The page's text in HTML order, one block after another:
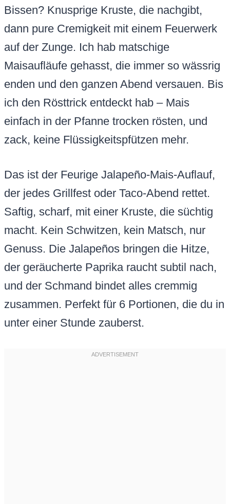
Bissen? Knusprige Kruste, die nachgibt,
dann pure Cremigkeit mit einem Feuerwerk
auf der Zunge. Ich hab matschige
Maisaufläufe gehasst, die immer so wässrig
enden und den ganzen Abend versauen. Bis
ich den Rösttrick entdeckt hab – Mais
einfach in der Pfanne trocken rösten, und
zack, keine Flüssigkeitspfützen mehr.
Das ist der Feurige Jalapeño-Mais-Auflauf,
der jedes Grillfest oder Taco-Abend rettet.
Saftig, scharf, mit einer Kruste, die süchtig
macht. Kein Schwitzen, kein Matsch, nur
Genuss. Die Jalapeños bringen die Hitze,
der geräucherte Paprika raucht subtil nach,
und der Schmand bindet alles cremmig
zusammen. Perfekt für 6 Portionen, die du in
unter einer Stunde zauberst.